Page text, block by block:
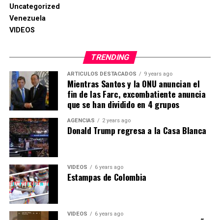
Carlos Cruz Diez, 95. Maestro venezolano del arte
cinético, considerado uno los principales artistas
vanguardistas latinoamericanos de todos los tiempos. 27
de julio
Harold Prince, 91. Director y productor de Broadway
que abrió caminos con musicales como “El fantasma de
la Ópera” y “Cabaret”. Ganó una cantidad asombrosa de
Uncategorized
Venezuela
VIDEOS
TRENDING
ARTICULOS DESTACADOS 9 years ago
Mientras Santos y la ONU anuncian el
fin de las Farc, excombatiente anuncia
que se han dividido en 4 grupos
AGENCIAS 2 years ago
Donald Trump regresa a la Casa Blanca
VIDEOS 6 years ago
Estampas de Colombia
VIDEOS 6 years ago